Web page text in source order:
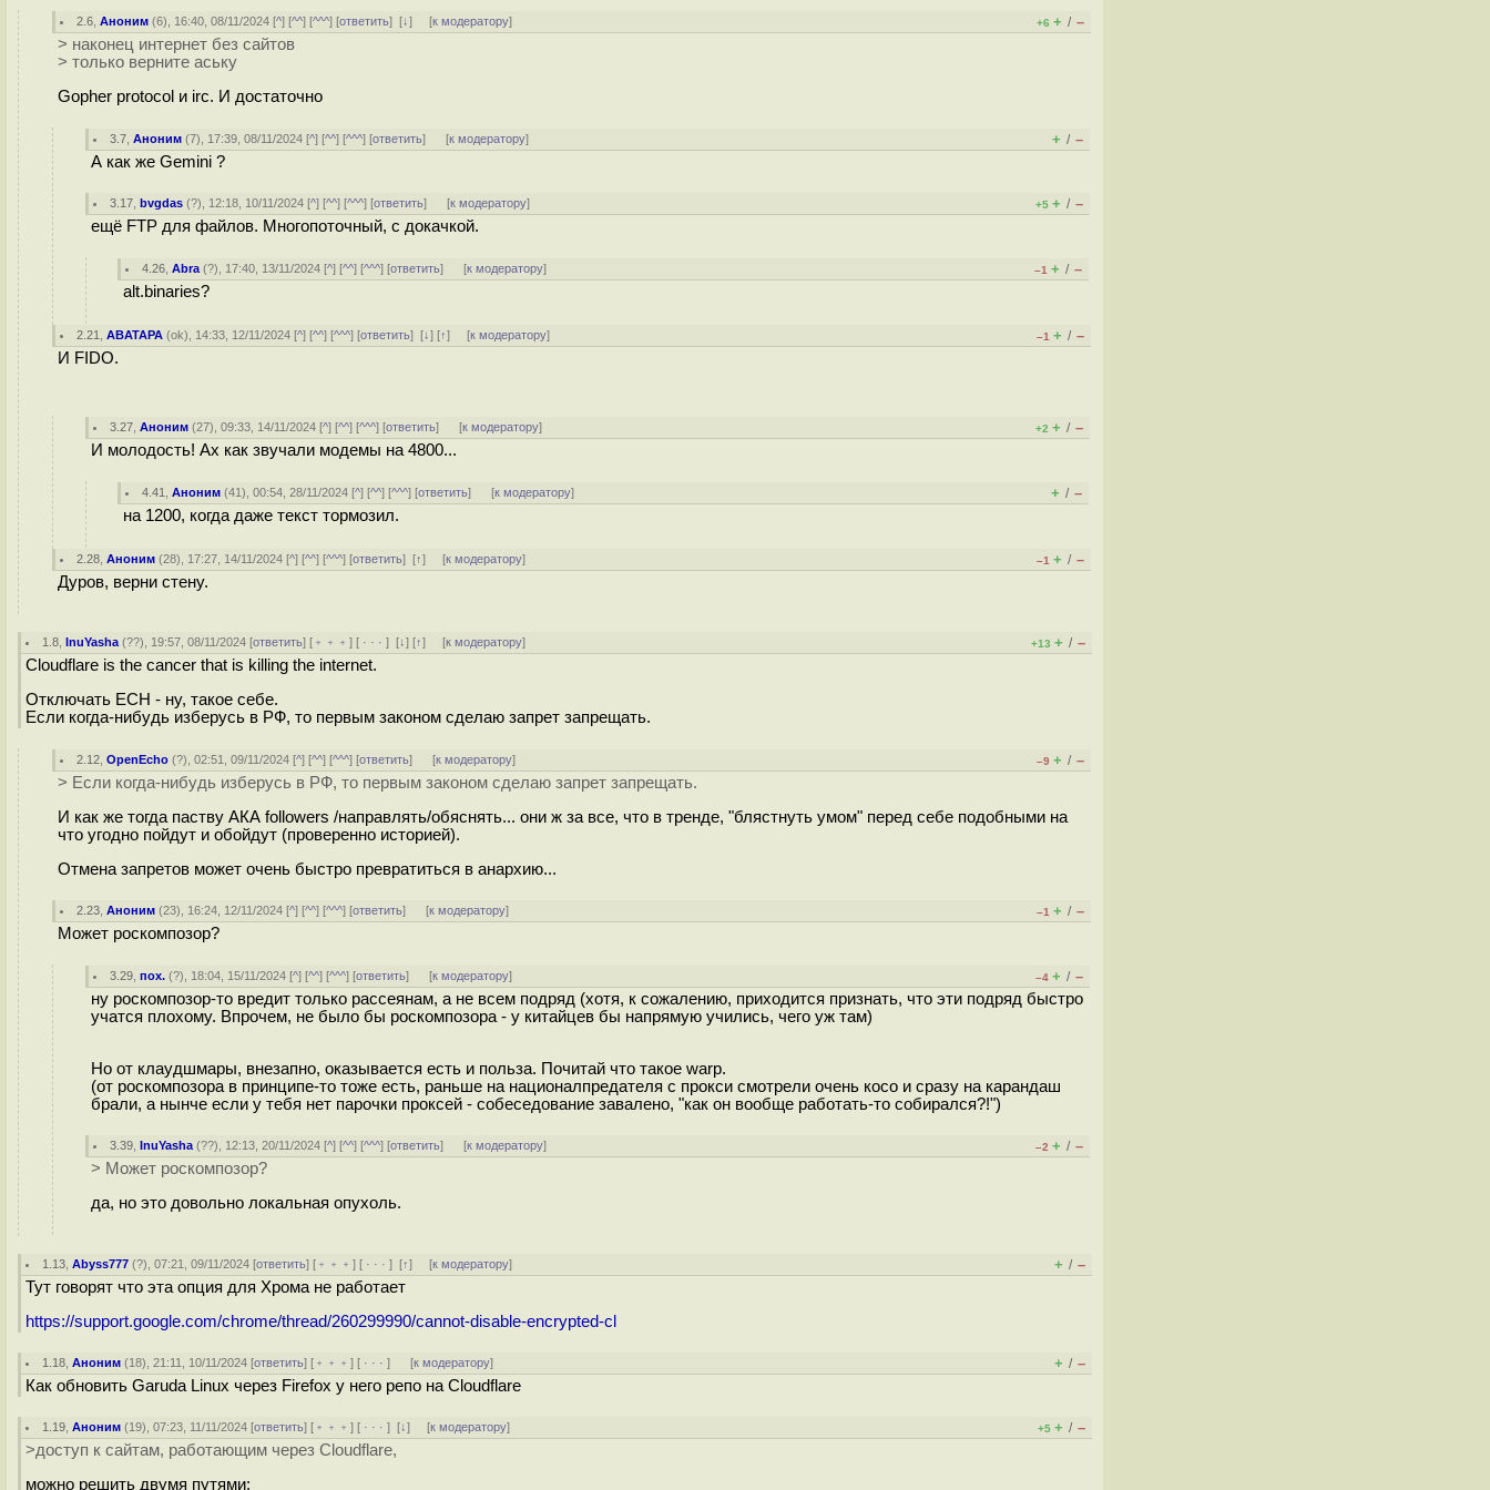
2.6 ,Аноним (6), 16:40, 08/11/2024 [^] [^^] [^^^] [ответить][↓] [к модератору] +6 + / –
> наконец интернет без сайтов
> только верните аську
Gopher protocol и irc. И достаточно
3.7 ,Аноним (7), 17:39, 08/11/2024 [^] [^^] [^^^] [ответить] [к модератору] + / –
А как же Gemini ?
3.17 ,bvgdas (?), 12:18, 10/11/2024 [^] [^^] [^^^] [ответить] [к модератору] +5 + / –
ещё FTP для файлов. Многопоточный, с докачкой.
4.26 ,Abra (?), 17:40, 13/11/2024 [^] [^^] [^^^] [ответить] [к модератору] –1 + / –
alt.binaries?
2.21 ,ABATAPA (ok), 14:33, 12/11/2024 [^] [^^] [^^^] [ответить][↓] [↑] [к модератору] –1 + / –
И FIDO.
3.27 ,Аноним (27), 09:33, 14/11/2024 [^] [^^] [^^^] [ответить] [к модератору] +2 + / –
И молодость! Ах как звучали модемы на 4800...
4.41 ,Аноним (41), 00:54, 28/11/2024 [^] [^^] [^^^] [ответить] [к модератору] + / –
на 1200, когда даже текст тормозил.
2.28 ,Аноним (28), 17:27, 14/11/2024 [^] [^^] [^^^] [ответить][↑] [к модератору] –1 + / –
Дуров, верни стену.
1.8 ,InuYasha (??), 19:57, 08/11/2024 [ответить] [ ﹢﹢﹢] [ · · ·][↓] [↑] [к модератору] +13 + / –
Cloudflare is the cancer that is killing the internet.
Отключать ECH - ну, такое себе.
Если когда-нибудь изберусь в РФ, то первым законом сделаю запрет запрещать.
2.12 ,OpenEcho (?), 02:51, 09/11/2024 [^] [^^] [^^^] [ответить] [к модератору] –9 + / –
> Если когда-нибудь изберусь в РФ, то первым законом сделаю запрет запрещать.
И как же тогда паству АКА followers /направлять/обяснять... они ж за все, что в тренде, "блястнуть умом" перед себе подобными на
что угодно пойдут и обойдут (проверенно историей).
Отмена запретов может очень быстро превратиться в анархию...
2.23 ,Аноним (23), 16:24, 12/11/2024 [^] [^^] [^^^] [ответить] [к модератору] –1 + / –
Может роскомпозор?
3.29 ,пох. (?), 18:04, 15/11/2024 [^] [^^] [^^^] [ответить] [к модератору] –4 + / –
ну роскомпозор-то вредит только рассеянам, а не всем подряд (хотя, к сожалению, приходится признать, что эти подряд быстро
учатся плохому. Впрочем, не было бы роскомпозора - у китайцев бы напрямую учились, чего уж там)
Но от клаудшмары, внезапно, оказывается есть и польза. Почитай что такое warp.
(от роскомпозора в принципе-то тоже есть, раньше на националпредателя с прокси смотрели очень косо и сразу на карандаш
брали, а нынче если у тебя нет парочки проксей - собеседование завалено, "как он вообще работать-то собирался?!")
3.39 ,InuYasha (??), 12:13, 20/11/2024 [^] [^^] [^^^] [ответить] [к модератору] –2 + / –
> Может роскомпозор?
да, но это довольно локальная опухоль.
1.13 ,Abyss777 (?), 07:21, 09/11/2024 [ответить] [ ﹢﹢﹢] [ · · ·][↑] [к модератору] + / –
Тут говорят что эта опция для Хрома не работает
https://support.google.com/chrome/thread/260299990/cannot-disable-encrypted-cl
1.18 ,Аноним (18), 21:11, 10/11/2024 [ответить] [ ﹢﹢﹢] [ · · ·] [к модератору] + / –
Как обновить Garuda Linux через Firefox у него репо на Cloudflare
1.19 ,Аноним (19), 07:23, 11/11/2024 [ответить] [ ﹢﹢﹢] [ · · ·][↓] [к модератору] +5 + / –
>доступ к сайтам, работающим через Cloudflare,
можно решить двумя путями: